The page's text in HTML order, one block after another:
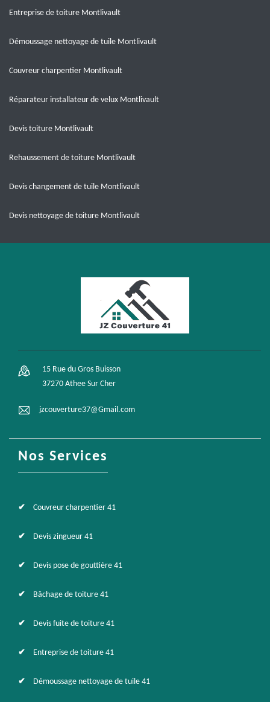
Entreprise de toiture Montlivault
Démoussage nettoyage de tuile Montlivault
Couvreur charpentier Montlivault
Réparateur installateur de velux Montlivault
Devis toiture Montlivault
Rehaussement de toiture Montlivault
Devis changement de tuile Montlivault
Devis nettoyage de toiture Montlivault
15 Rue du Gros Buisson
37270 Athee Sur Cher
jzcouverture37@Gmail.com
Nos Services
Couvreur charpentier 41
Devis zingueur 41
Devis pose de gouttière 41
Bâchage de toiture 41
Devis fuite de toiture 41
Entreprise de toiture 41
Démoussage nettoyage de tuile 41